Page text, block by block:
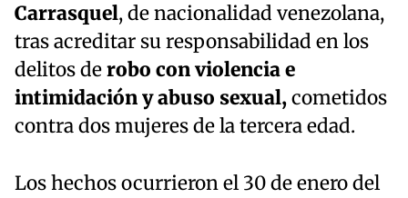
Carrasquel, de nacionalidad venezolana,
tras acreditar su responsabilidad en los
delitos derobo con violencia e
intimidación y abuso sexual,cometidos
contra dos mujeres de la tercera edad.
Los hechos ocurrieron el 30 de enero del